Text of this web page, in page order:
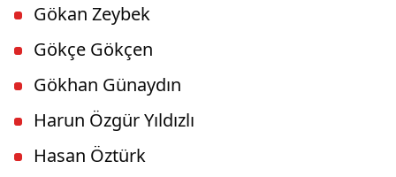
Gökan Zeybek
Gökçe Gökçen
Gökhan Günaydın
Harun Özgür Yıldızlı
Hasan Öztürk